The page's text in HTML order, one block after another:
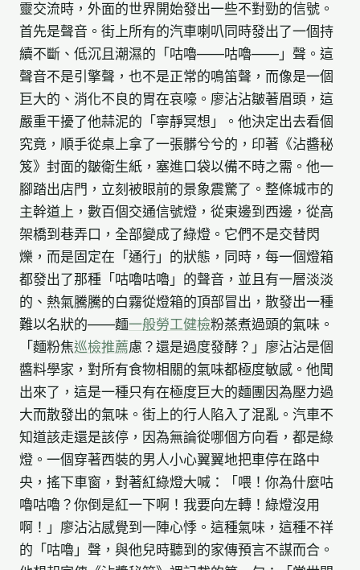
靈交流時，外面的世界開始發出一些不對勁的信號。
首先是聲音。街上所有的汽車喇叭同時發出了一個持
續不斷、低沉且潮濕的「咕嚕——咕嚕——」聲。這
聲音不是引擎聲，也不是正常的鳴笛聲，而像是一個
巨大的、消化不良的胃在哀嚎。廖沾沾皺著眉頭，這
嚴重干擾了他蒜泥的「寧靜冥想」。他決定出去看個
究竟，順手從桌上拿了一張髒兮兮的，印著《沾醬秘
笈》封面的皺衛生紙，塞進口袋以備不時之需。他一
腳踏出店門，立刻被眼前的景象震驚了。整條城市的
主幹道上，數百個交通信號燈，從東邊到西邊，從高
架橋到巷弄口，全部變成了綠燈。它們不是交替閃
爍，而是固定在「通行」的狀態，同時，每一個燈箱
都發出了那種「咕嚕咕嚕」的聲音，並且有一層淡淡
的、熱氣騰騰的白霧從燈箱的頂部冒出，散發出一種
難以名狀的——麵一般勞工健檢粉蒸煮過頭的氣味。
「麵粉焦巡檢推薦慮？還是過度發酵？」廖沾沾是個
醬料學家，對所有食物相關的氣味都極度敏感。他聞
出來了，這是一種只有在極度巨大的麵團因為壓力過
大而散發出的氣味。街上的行人陷入了混亂。汽車不
知道該走還是該停，因為無論從哪個方向看，都是綠
燈。一個穿著西裝的男人小心翼翼地把車停在路中
央，搖下車窗，對著紅綠燈大喊：「喂！你為什麼咕
嚕咕嚕？你倒是紅一下啊！我要向左轉！綠燈沒用
啊！」廖沾沾感覺到一陣心悸。這種氣味，這種不祥
的「咕嚕」聲，與他兒時聽到的家傳預言不謀而合。